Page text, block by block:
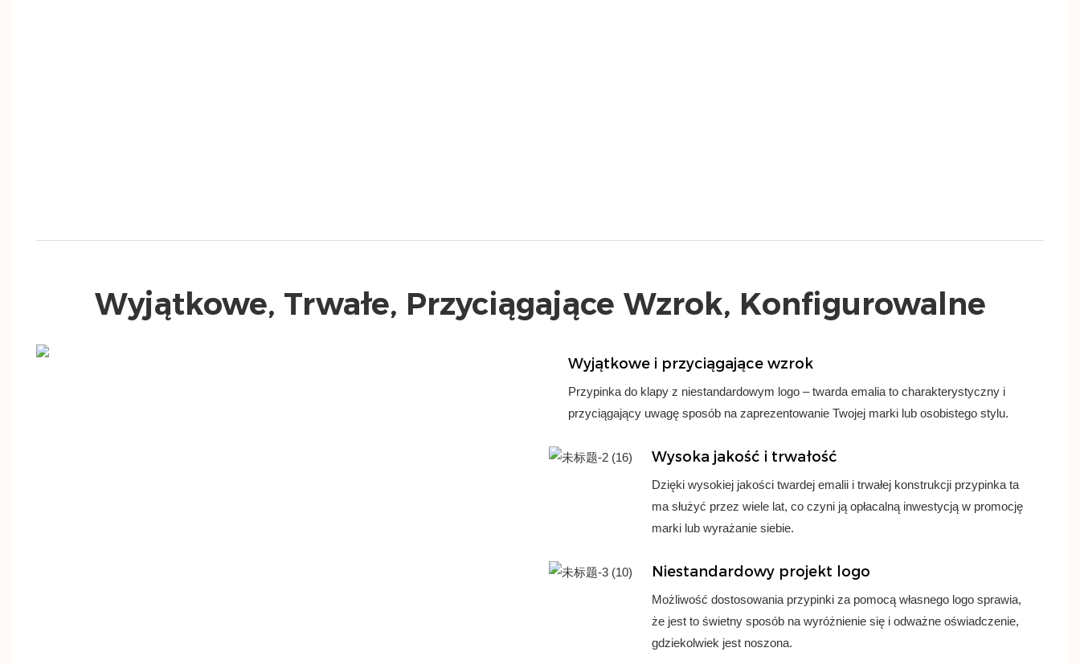
Wyjątkowe, Trwałe, Przyciągające Wzrok, Konfigurowalne
Wyjątkowe i przyciągające wzrok
Przypinka do klapy z niestandardowym logo – twarda emalia to charakterystyczny i
przyciągający uwagę sposób na zaprezentowanie Twojej marki lub osobistego stylu.
Wysoka jakość i trwałość
Dzięki wysokiej jakości twardej emalii i trwałej konstrukcji przypinka ta
ma służyć przez wiele lat, co czyni ją opłacalną inwestycją w promocję
marki lub wyrażanie siebie.
Niestandardowy projekt logo
Możliwość dostosowania przypinki za pomocą własnego logo sprawia,
że ​​jest to świetny sposób na wyróżnienie się i odważne oświadczenie,
gdziekolwiek jest noszona.